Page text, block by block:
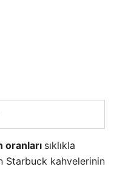
oranları sıklıkla
Starbuck kahvelerinin